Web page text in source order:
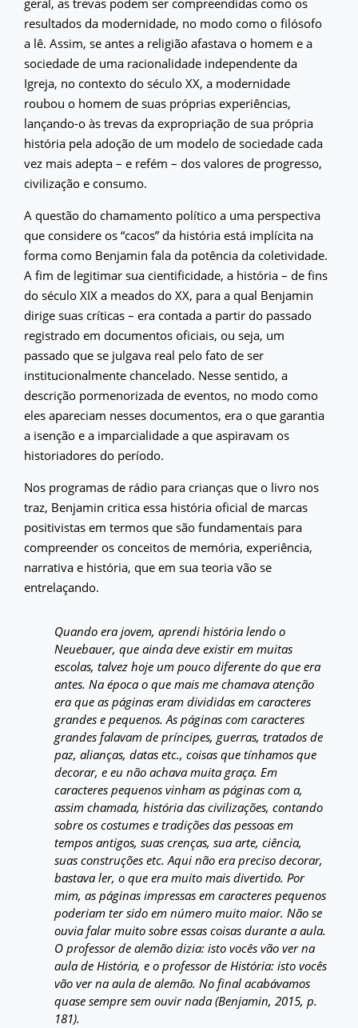
geral, as trevas podem ser compreendidas como os
resultados da modernidade, no modo como o filósofo
a lê. Assim, se antes a religião afastava o homem e a
sociedade de uma racionalidade independente da
Igreja, no contexto do século XX, a modernidade
roubou o homem de suas próprias experiências,
lançando-o às trevas da expropriação de sua própria
história pela adoção de um modelo de sociedade cada
vez mais adepta – e refém – dos valores de progresso,
civilização e consumo.
A questão do chamamento político a uma perspectiva
que considere os “cacos” da história está implícita na
forma como Benjamin fala da potência da coletividade.
A fim de legitimar sua cientificidade, a história – de fins
do século XIX a meados do XX, para a qual Benjamin
dirige suas críticas – era contada a partir do passado
registrado em documentos oficiais, ou seja, um
passado que se julgava real pelo fato de ser
institucionalmente chancelado. Nesse sentido, a
descrição pormenorizada de eventos, no modo como
eles apareciam nesses documentos, era o que garantia
a isenção e a imparcialidade a que aspiravam os
historiadores do período.
Nos programas de rádio para crianças que o livro nos
traz, Benjamin critica essa história oficial de marcas
positivistas em termos que são fundamentais para
compreender os conceitos de memória, experiência,
narrativa e história, que em sua teoria vão se
entrelaçando.
Quando era jovem, aprendi história lendo o
Neuebauer, que ainda deve existir em muitas
escolas, talvez hoje um pouco diferente do que era
antes. Na época o que mais me chamava atenção
era que as páginas eram divididas em caracteres
grandes e pequenos. As páginas com caracteres
grandes falavam de príncipes, guerras, tratados de
paz, alianças, datas etc., coisas que tínhamos que
decorar, e eu não achava muita graça. Em
caracteres pequenos vinham as páginas com a,
assim chamada, história das civilizações, contando
sobre os costumes e tradições das pessoas em
tempos antigos, suas crenças, sua arte, ciência,
suas construções etc. Aqui não era preciso decorar,
bastava ler, o que era muito mais divertido. Por
mim, as páginas impressas em caracteres pequenos
poderiam ter sido em número muito maior. Não se
ouvia falar muito sobre essas coisas durante a aula.
O professor de alemão dizia: isto vocês vão ver na
aula de História, e o professor de História: isto vocês
vão ver na aula de alemão. No final acabávamos
quase sempre sem ouvir nada (Benjamin, 2015, p.
181).